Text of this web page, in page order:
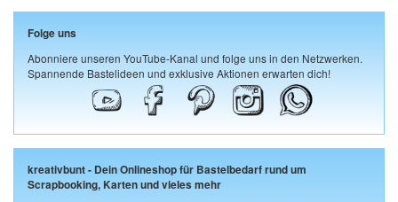
Folge uns
Abonniere unseren YouTube-Kanal und folge uns in den Netzwerken.
Spannende Bastelideen und exklusive Aktionen erwarten dich!
kreativbunt - Dein Onlineshop für Bastelbedarf rund um
Scrapbooking, Karten und vieles mehr